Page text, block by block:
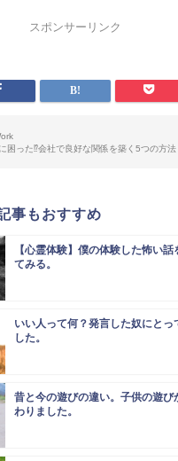
スポンサーリンク
困った⁉︎会社で良好な関係を築く5つの方法
事もおすすめ
【心霊体験】僕の体験した怖い
てみる。
いい人って何？発言した奴にとっ
した。
昔と今の遊びの違い。子供の遊び
わりました。